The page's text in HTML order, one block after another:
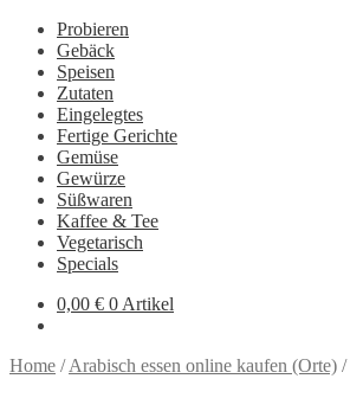
Probieren
Gebäck
Speisen
Zutaten
Eingelegtes
Fertige Gerichte
Gemüse
Gewürze
Süßwaren
Kaffee & Tee
Vegetarisch
Specials
0,00 € 0 Artikel
Home /Arabisch essen online kaufen (Orte) /